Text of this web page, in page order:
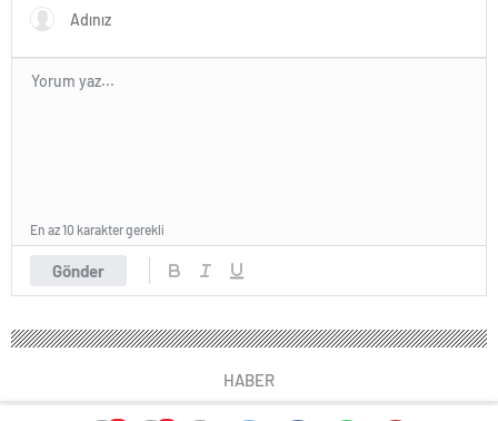
Gönder
En az 10 karakter gerekli
HABER